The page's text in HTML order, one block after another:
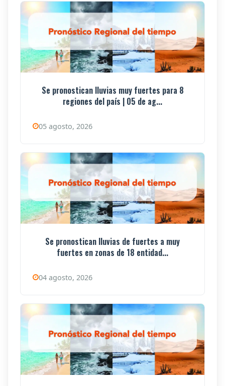
Se pronostican lluvias muy fuertes para 8
regiones del país | 05 de ag...
05 agosto, 2026
Se pronostican lluvias de fuertes a muy
fuertes en zonas de 18 entidad...
04 agosto, 2026